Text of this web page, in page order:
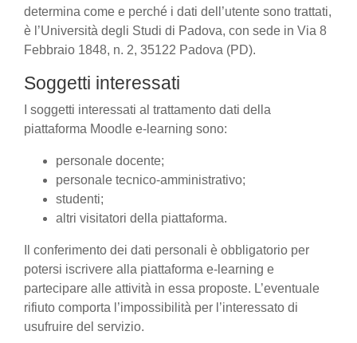
determina come e perché i dati dell’utente sono trattati,
è l’Università degli Studi di Padova, con sede in Via 8
Febbraio 1848, n. 2, 35122 Padova (PD).
Soggetti interessati
I soggetti interessati al trattamento dati della
piattaforma Moodle e-learning sono:
personale docente;
personale tecnico-amministrativo;
studenti;
altri visitatori della piattaforma.
Il conferimento dei dati personali è obbligatorio per
potersi iscrivere alla piattaforma e-learning e
partecipare alle attività in essa proposte. L’eventuale
rifiuto comporta l’impossibilità per l’interessato di
usufruire del servizio.